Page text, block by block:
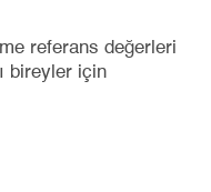
referans değerleri
bireyler için